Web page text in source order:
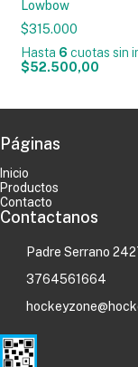
Lowbow
$315.000
Hasta 6 cuotas sin
$52.500,00
Páginas
Inicio
Productos
Contacto
Contactanos
Padre Serrano
3764561664